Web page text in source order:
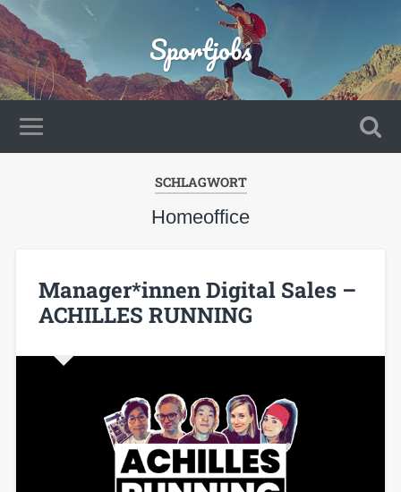
Sportjobs
SCHLAGWORT
Homeoffice
Manager*innen Digital Sales –
ACHILLES RUNNING